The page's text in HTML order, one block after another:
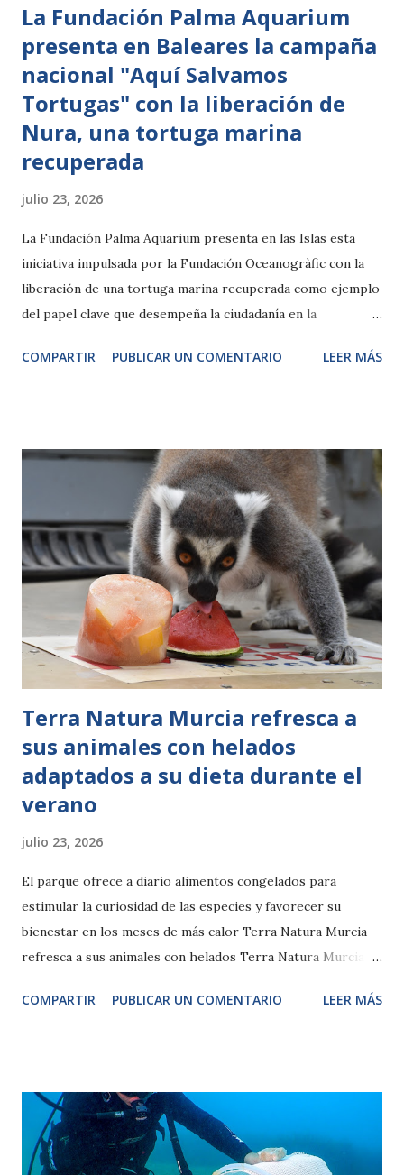
La Fundación Palma Aquarium
presenta en Baleares la campaña
nacional "Aquí Salvamos
Tortugas" con la liberación de
Nura, una tortuga marina
recuperada
julio 23, 2026
La Fundación Palma Aquarium presenta en las Islas esta
iniciativa impulsada por la Fundación Oceanogràfic con la
liberación de una tortuga marina recuperada como ejemplo
del papel clave que desempeña la ciudadanía en la
2026 La Fundación Palma Aquarium ha presentado hoy en
ciudadanía, los municipios costeros y las entidades locales
en la protección de las tortugas marinas. La presentación
ha tenido lugar en la Playa de Palma y ha culminado con la
liberación de Nura, una tortuga Caretta caretta recuperada
en el Centro de Recuperación de tortugas marinas de la
Fundación Palma Aquarium tras varios meses de
tratamiento veterinario y rehabilitación. El acto ha contado
con la participación del jefe del Departamento de Espacios
Naturales de la Dirección Gene...
COMPARTIR PUBLICAR UN COMENTARIO LEER MÁS
Terra Natura Murcia refresca a
sus animales con helados
adaptados a su dieta durante el
verano
julio 23, 2026
El parque ofrece a diario alimentos congelados para
estimular la curiosidad de las especies y favorecer su
bienestar en los meses de más calor Terra Natura Murcia
refresca a sus animales con helados Terra Natura Murcia ha
animales, una iniciativa que se desarrolla durante los meses
alimentación diaria en formato congelado, adaptando los
ingredientes a la dieta de cada animal. De este modo, los
cuidadores preparan helados con frutas, verduras, carne,
COMPARTIR PUBLICAR UN COMENTARIO LEER MÁS